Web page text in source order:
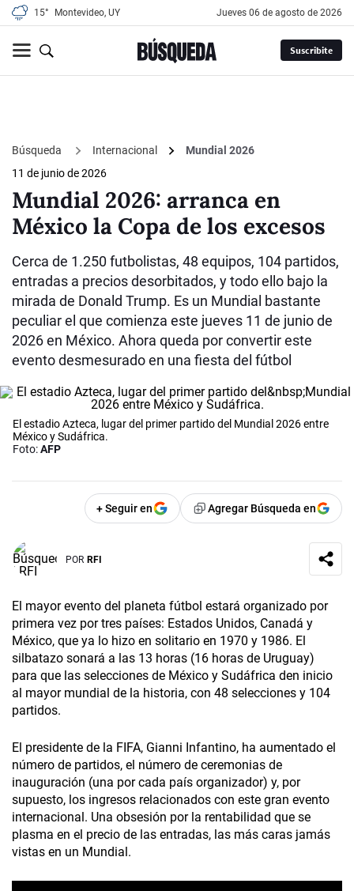
15° Montevideo, UY jueves 06 de agosto de 2026
Suscribite
Búsqueda Internacional
Mundial 2026
11 de junio de 2026
Mundial 2026: arranca en
México la Copa de los excesos
Cerca de 1.250 futbolistas, 48 equipos, 104 partidos,
entradas a precios desorbitados, y todo ello bajo la
mirada de Donald Trump. Es un Mundial bastante
peculiar el que comienza este jueves 11 de junio de
2026 en México. Ahora queda por convertir este
evento desmesurado en una fiesta del fútbol
El estadio Azteca, lugar del primer partido del Mundial 2026 entre
México y Sudáfrica.
Foto:AFP
+ Seguir en Agregar Búsqueda en
POR RFI
El mayor evento del planeta fútbol estará organizado por
primera vez por tres países: Estados Unidos, Canadá y
México, que ya lo hizo en solitario en 1970 y 1986. El
silbatazo sonará a las 13 horas (16 horas de Uruguay)
para que las selecciones de México y Sudáfrica den inicio
al mayor mundial de la historia, con 48 selecciones y 104
partidos.
El presidente de la FIFA, Gianni Infantino, ha aumentado el
número de partidos, el número de ceremonias de
inauguración (una por cada país organizador) y, por
supuesto, los ingresos relacionados con este gran evento
internacional. Una obsesión por la rentabilidad que se
plasma en el precio de las entradas, las más caras jamás
vistas en un Mundial.